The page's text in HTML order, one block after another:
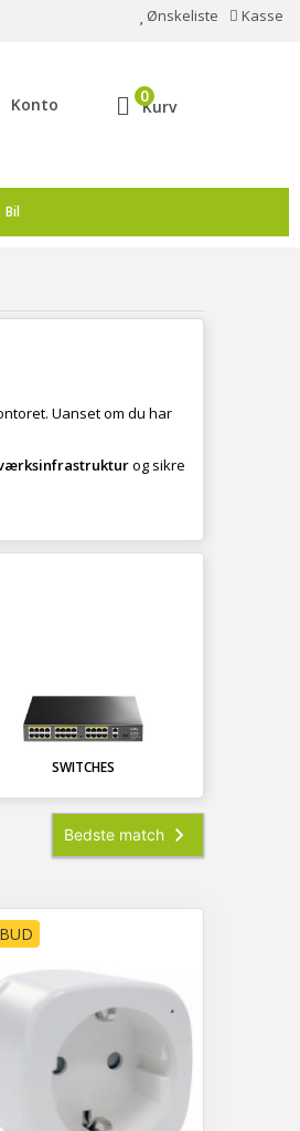
Ønskeliste Kasse
Konto Kurv
0
Bil
Uanset om du har
og sikre
SWITCHES